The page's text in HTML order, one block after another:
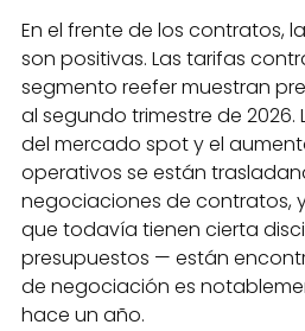
En el frente de los contratos,
son positivas. Las tarifas
segmento reefer muestran
al segundo trimestre de
del mercado spot y el
operativos se están
negociaciones de contratos,
que todavía tienen cierta
presupuestos — están
de negociación es
hace un año.